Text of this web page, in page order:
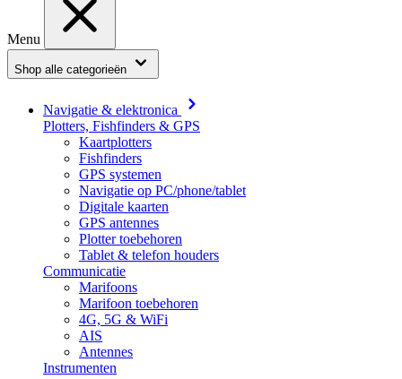
Menu
Shop alle categorieën
Navigatie & elektronica
Plotters, Fishfinders & GPS
Kaartplotters
Fishfinders
GPS systemen
Navigatie op PC/phone/tablet
Digitale kaarten
GPS antennes
Plotter toebehoren
Tablet & telefon houders
Communicatie
Marifoons
Marifoon toebehoren
4G, 5G & WiFi
AIS
Antennes
Instrumenten